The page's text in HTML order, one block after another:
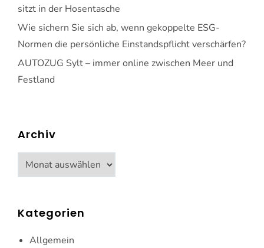
sitzt in der Hosentasche
Wie sichern Sie sich ab, wenn gekoppelte ESG-
Normen die persönliche Einstandspflicht verschärfen?
AUTOZUG Sylt – immer online zwischen Meer und
Festland
Archiv
Archiv
Kategorien
Allgemein